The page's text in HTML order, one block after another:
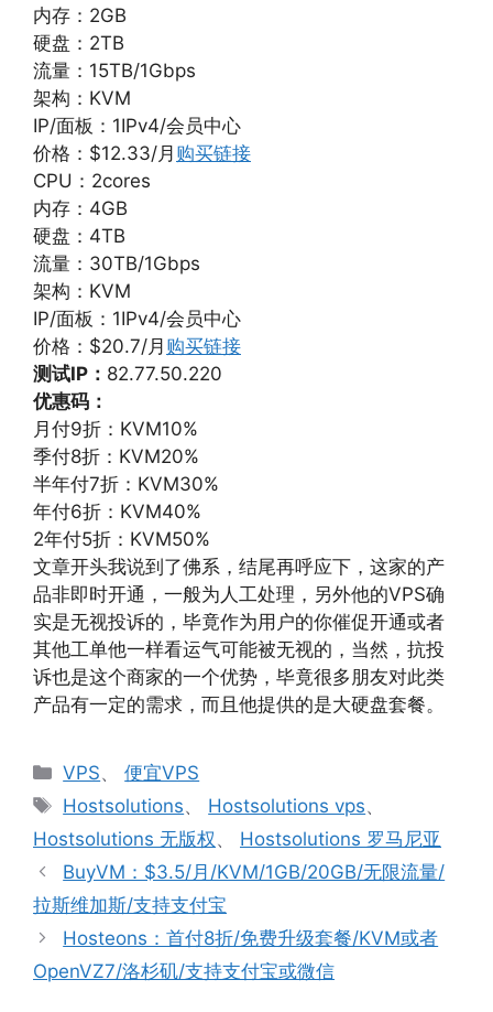
内存：2GB
硬盘：2TB
流量：15TB/1Gbps
架构：KVM
IP/面板：1IPv4/会员中心
价格：$12.33/月 购买链接
CPU：2cores
内存：4GB
硬盘：4TB
流量：30TB/1Gbps
架构：KVM
IP/面板：1IPv4/会员中心
价格：$20.7/月 购买链接
测试IP： 82.77.50.220
优惠码：
月付9折：KVM10%
季付8折：KVM20%
半年付7折：KVM30%
年付6折：KVM40%
2年付5折：KVM50%
文章开头我说到了佛系，结尾再呼应下，这家的产
品非即时开通，一般为人工处理，另外他的VPS确
实是无视投诉的，毕竟作为用户的你催促开通或者
其他工单他一样看运气可能被无视的，当然，抗投
诉也是这个商家的一个优势，毕竟很多朋友对此类
产品有一定的需求，而且他提供的是大硬盘套餐。
分
类
VPS、便宜VPS
标
签
Hostsolutions、 Hostsolutions vps、
Hostsolutions 无版权 、 Hostsolutions 罗马尼亚
BuyVM：$3.5/月/KVM/1GB/20GB/无限流量/
拉斯维加斯/支持支付宝
Hosteons：首付8折/免费升级套餐/KVM或者
OpenVZ7/洛杉矶/支持支付宝或微信